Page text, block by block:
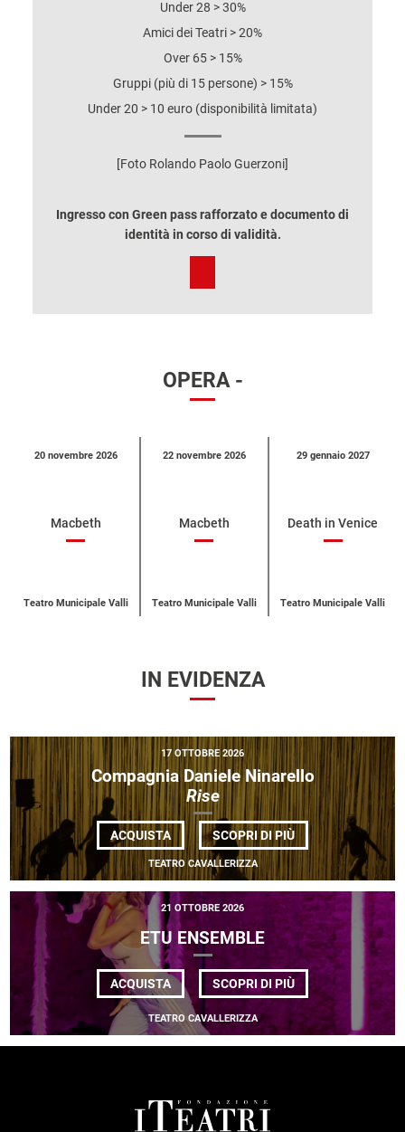
Under 28 > 30%
Amici dei Teatri > 20%
Over 65 > 15%
Gruppi (più di 15 persone) > 15%
Under 20 > 10 euro (disponibilità limitata)
[Foto Rolando Paolo Guerzoni]
Ingresso con Green pass rafforzato e documento di
identità in corso di validità.
OPERA -
categoria
20 novembre 2026
Macbeth
Teatro Municipale Valli
22 novembre 2026
Macbeth
Teatro Municipale Valli
29 gennaio 2027
Death in Venice
Teatro Municipale Valli
IN EVIDENZA
17 OTTOBRE 2026
Compagnia Daniele Ninarello
Rise
ACQUISTA SCOPRI DI PIÙDI
COMPAGNIA
DANIELE
NINARELLO
<BR>
<EM>RISE</EM>
TEATRO CAVALLERIZZA
21 OTTOBRE 2026
ETU ENSEMBLE
ACQUISTA SCOPRI DI PIÙDI
ETU
ENSEMBLE
TEATRO CAVALLERIZZA